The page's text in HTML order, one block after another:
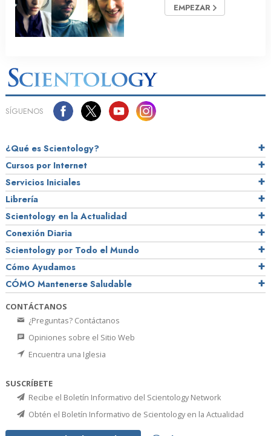
EMPEZAR
SÍGUENOS
¿Qué es Scientology?
Cursos por Internet
Servicios Iniciales
Librería
Scientology en la Actualidad
Conexión Diaria
Scientology por Todo el Mundo
Cómo Ayudamos
CÓMO Mantenerse Saludable
CONTÁCTANOS
¿Preguntas? Contáctanos
Opiniones sobre el Sitio Web
Encuentra una Iglesia
SUSCRÍBETE
Recibe el Boletín Informativo del Scientology Network
Obtén el Boletín Informativo de Scientology en la Actualidad